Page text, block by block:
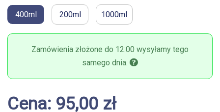
400ml 200ml 1000ml
Zamówienia złożone do 12:00 wysyłamy tego
samego dnia.
Cena: 95,00 zł